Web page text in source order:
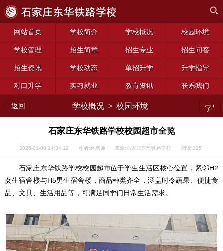
网站首页 学校简介 学校概况 校园环境
学校管理 招生简章 招生专业 招生问答
招生资讯 学校动态 单招升学 升学指导
对口升学 实习就业 教育资讯 联系我们
返回 学校概况 > 校园环境 字+
石家庄东华铁路学校校园超市全览
2026-01-09 14:34:12 作者:路老师 来源:石家庄东华铁路学校 阅读:225
石家庄东华铁路学校校园超市位于学生生活区核心位置， 紧邻H2
女生宿舍楼与H5男生宿舍楼， 商品种类齐全，涵盖时令蔬果、便捷食
品、文具、生活用品等，可满足同学们日常生活需求。